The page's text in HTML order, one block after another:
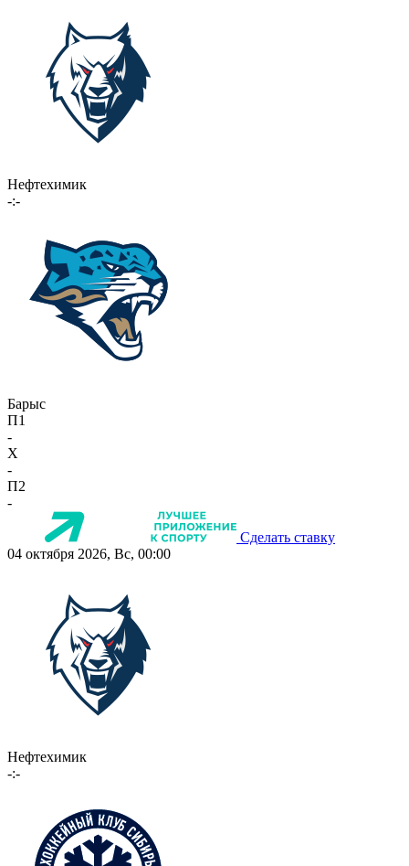
Нефтехимик
-:-
Барыс
П1
-
X
-
П2
-
Сделать ставку
04 октября 2026, Вс, 00:00
Нефтехимик
-:-